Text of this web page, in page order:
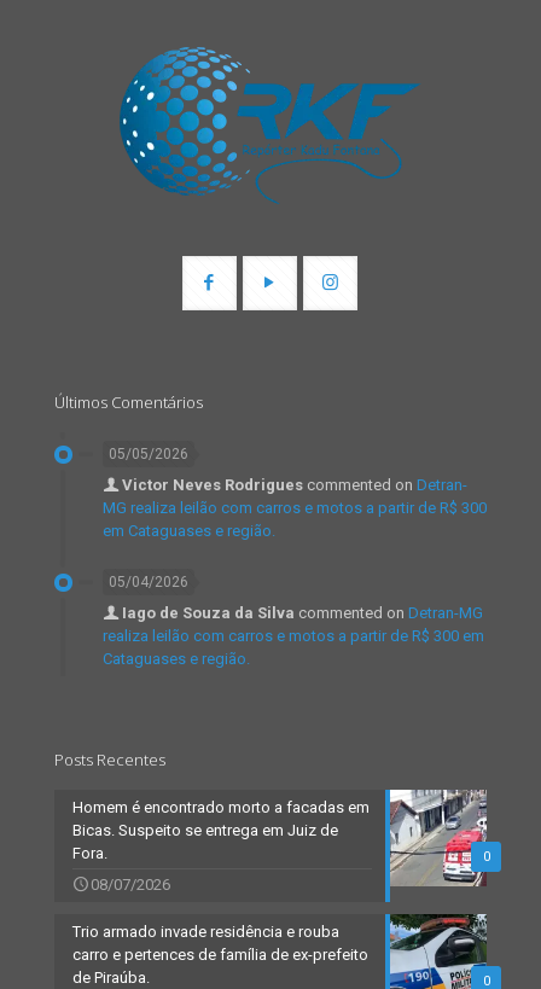
Últimos Comentários
05/05/2026
Victor Neves Rodrigues commented on Detran-
MG realiza leilão com carros e motos a partir de R$ 300
em Cataguases e região.
05/04/2026
Iago de Souza da Silva commented on Detran-MG
realiza leilão com carros e motos a partir de R$ 300 em
Cataguases e região.
Posts Recentes
0
Homem é encontrado morto a facadas em
Bicas. Suspeito se entrega em Juiz de
Fora.
08/07/2026
0
Trio armado invade residência e rouba
carro e pertences de família de ex-prefeito
de Piraúba.